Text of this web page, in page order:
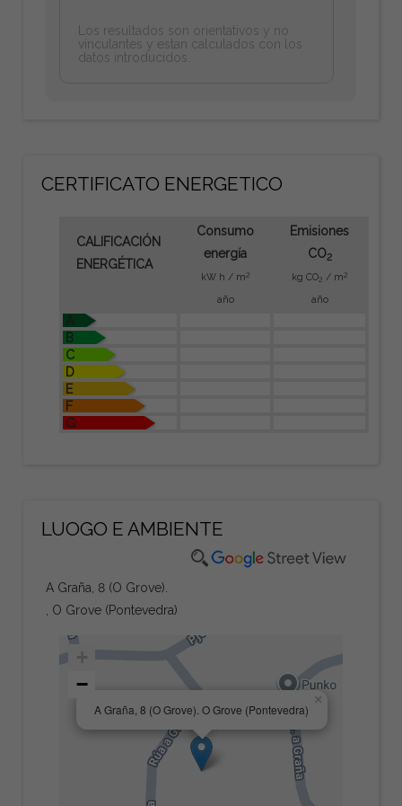
Los resultados son orientativos y no
vinculantes y estan calculados con los
datos introducidos.
CERTIFICATO ENERGETICO
CALIFICACIÓN
ENERGÉTICA
Consumo
energía
kW h / m 2
año
Emisiones
CO2
kg CO2 / m 2
año
A
B
C
D
E
F
G
LUOGO E AMBIENTE
A Graña, 8 (O Grove).
, O Grove (Pontevedra)
A Graña, 8 (O Grove). O Grove (Pontevedra)
×
−